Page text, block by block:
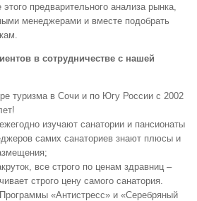
этого предварительного анализа рынка,
менеджерами и вместе подобрать
в сотрудничестве с нашей
туризма в Сочи и по Югу России с 2002
изучают санатории и пансионаты
самих санаториев знают плюсы и
все строго по ценам здравниц –
строго цену самого санатория.
«Антистресс» и «Серебряный